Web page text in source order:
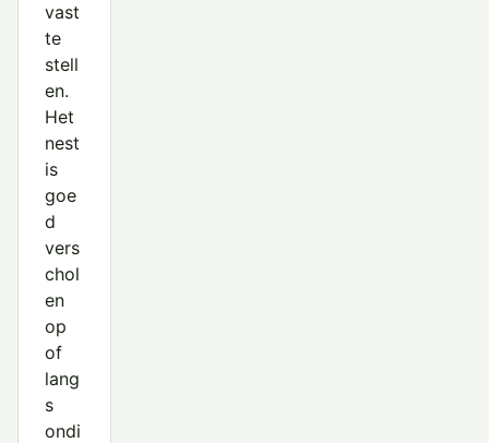
vast
te
stell
en.
Het
nest
is
goe
d
vers
chol
en
op
of
lang
s
ondi